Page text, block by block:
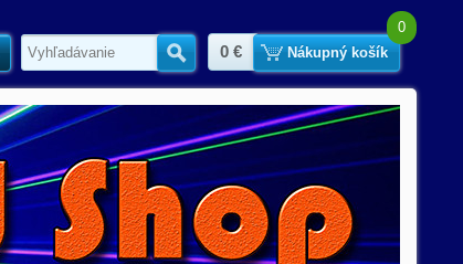
Hľadať
0 €
0
Nákupný košík